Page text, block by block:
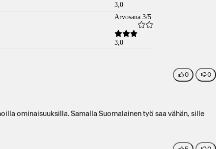
3,0
Arvosana 3/5
3,0
0 0
ominaisuuksilla. Samalla Suomalainen työ saa vähän, sille